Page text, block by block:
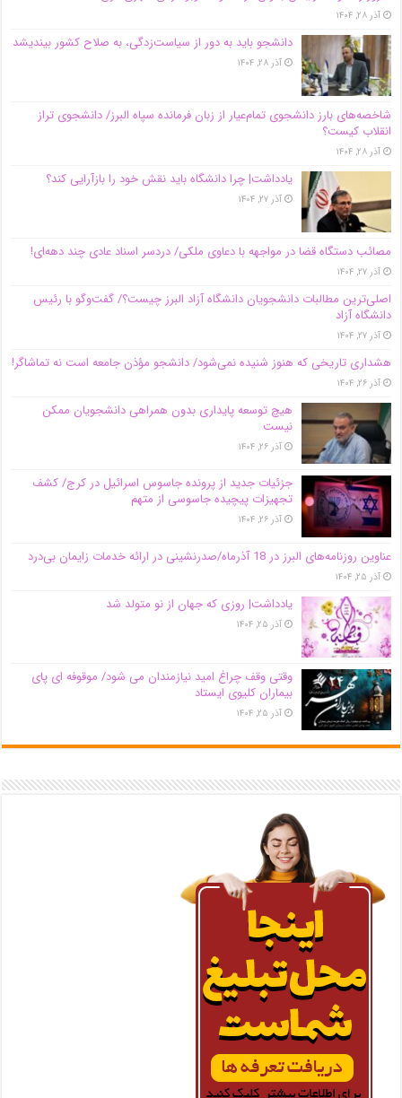
آذر ۲۸, ۱۴۰۴
دانشجو باید به دور از سیاست‌زدگی، به صلاح کشور بیندیشد
آذر ۲۸, ۱۴۰۴
شاخصه‌های بارز دانشجوی تمام‌عیار از زبان فرمانده سپاه البرز/ دانشجوی تراز
انقلاب کیست؟
آذر ۲۸, ۱۴۰۴
یادداشت| چرا دانشگاه باید نقش خود را بازآرایی کند؟
آذر ۲۷, ۱۴۰۴
مصائب دستگاه قضا در مواجهه با دعاوی ملکی/ دردسر اسناد عادی چند‌ دهه‌ای!
آذر ۲۷, ۱۴۰۴
اصلی‌ترین مطالبات دانشجویان دانشگاه آزاد البرز چیست؟/ گفت‌وگو با رئیس
دانشگاه آز‌اد
آذر ۲۷, ۱۴۰۴
هشداری تاریخی که هنوز شنیده نمی‌شود/ دانشجو مؤذن جامعه است نه تماشاگر!
آذر ۲۶, ۱۴۰۴
هیچ توسعه پایداری بدون همراهی دانشجویان ممکن
نیست
آذر ۲۶, ۱۴۰۴
جزئیات جدید از پرونده جاسوس اسرائیل در کرج/‌ کشف
تجهیزات پیچیده جاسوسی از متهم
آذر ۲۶, ۱۴۰۴
عناوین روزنامه‌های البرز در ‌18 آذرماه/صدرنشینی در ارائه خدمات زایمان بی‌درد
آذر ۲۵, ۱۴۰۴
یادداشت| روزی که جهان از نو متولد شد
آذر ۲۵, ۱۴۰۴
وقتی وقف چراغ امید نیازمندان می شود/ موقوفه ای پای
بیماران کلیوی ایستاد
آذر ۲۵, ۱۴۰۴